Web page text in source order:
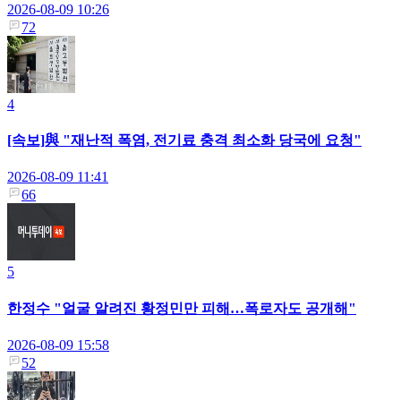
2026-08-09 10:26
72
4
[속보]與 "재난적 폭염, 전기료 충격 최소화 당국에 요청"
2026-08-09 11:41
66
5
한정수 "얼굴 알려진 황정민만 피해…폭로자도 공개해"
2026-08-09 15:58
52